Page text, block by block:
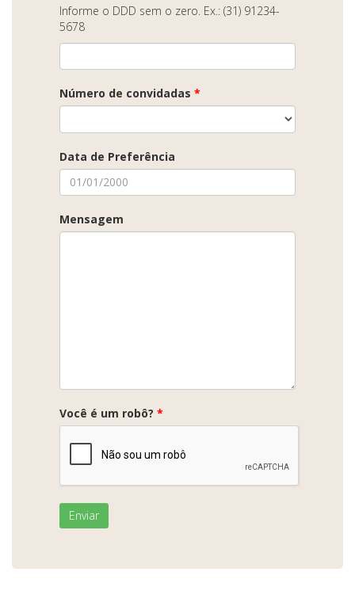
Informe o DDD sem o zero. Ex.: (31) 91234-
5678
Número de convidadas *
Data de Preferência
Mensagem
Você é um robô? *